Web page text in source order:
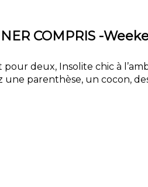
COMPRIS -
deux, Insolite chic à
parenthèse, un cocon,